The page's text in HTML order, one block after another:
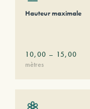
Hauteur maximale
10,00 – 15,00
mètres